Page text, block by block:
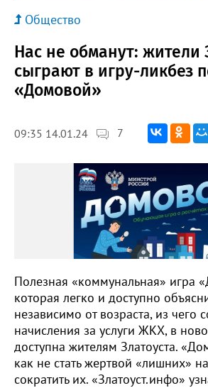
Общество
Нас не обманут: жители
сыграют в игру-ликбез
«Домовой»
09:35 14.01.24 7
Полезная «коммунальная» игра
которая легко и доступно
независимо от возраста, из чего
начисления за услуги ЖКХ, в
доступна жителям Златоуста.
как не стать жертвой «лишних»
сократить их. «Златоуст.инфо»